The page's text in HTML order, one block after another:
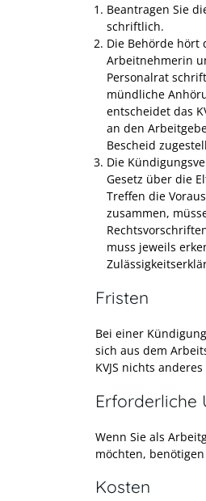
Beantragen Sie
schriftlich.
Die Behörde
Arbeitnehmerin
Personalrat
mündliche
entscheidet das
an den
Bescheid
Die
Gesetz über die
Treffen die
zusammen,
muss jeweils
Fristen
Bei einer
sich aus dem
KVJS nichts
Erforderliche
Wenn Sie als
möchten, benötigen
Kosten